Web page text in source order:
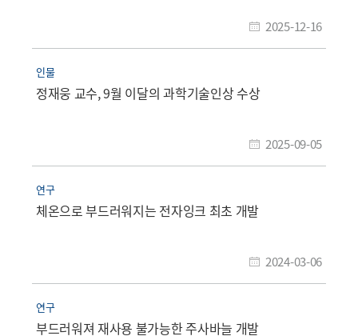
2025-12-16
인물
정재웅 교수, 9월 이달의 과학기술인상 수상
2025-09-05
연구
체온으로 부드러워지는 전자잉크 최초 개발
2024-03-06
연구
부드러워져 재사용 불가능한 주사바늘 개발